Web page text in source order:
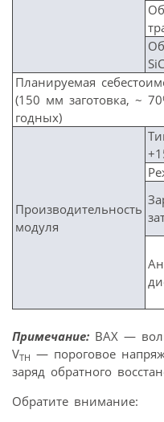
SiC
Планируемая
(150 мм заготовка, ~
годных)
Производительность
модуля
Примечание: ВАХ —
VTH — пороговое
заряд обратного
Обратите внимание: